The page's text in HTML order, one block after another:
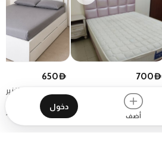
أضف
دخول
D
700
بدون خزانة
D
650